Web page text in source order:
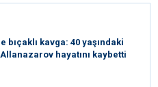
bıçaklı kavga: 40 yaşındaki
hayatını kaybetti